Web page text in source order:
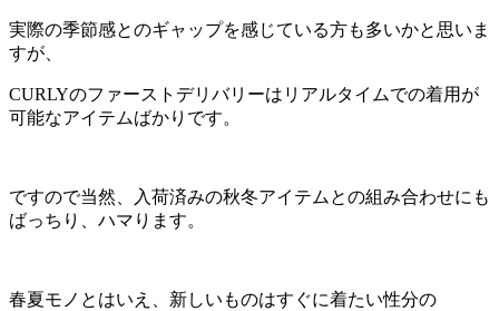
実際の季節感とのギャップを感じている方も多いかと思いま
すが、
CURLYのファーストデリバリーはリアルタイムでの着用が
可能なアイテムばかりです。
ですので当然、入荷済みの秋冬アイテムとの組み合わせにも
ばっちり、ハマります。
春夏モノとはいえ、新しいものはすぐに着たい性分の